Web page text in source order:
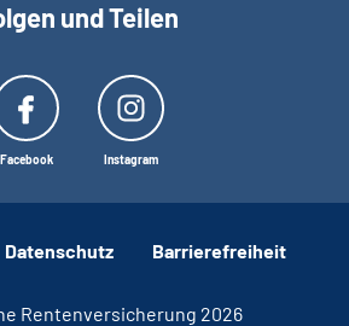
und Teilen
Facebook Instagram
Datenschutz Barrierefreiheit
Rentenversicherung 2026